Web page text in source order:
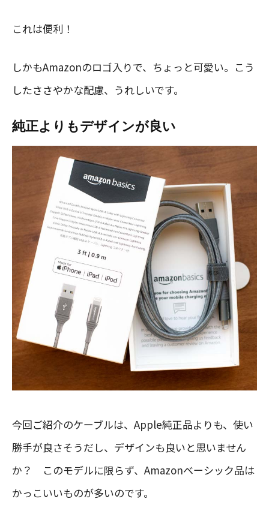
これは便利！
しかもAmazonのロゴ入りで、ちょっと可愛い。こう
したささやかな配慮、うれしいです。
純正よりもデザインが良い
今回ご紹介のケーブルは、Apple純正品よりも、使い
勝手が良さそうだし、デザインも良いと思いません
か？ このモデルに限らず、Amazonベーシック品は
かっこいいものが多いのです。